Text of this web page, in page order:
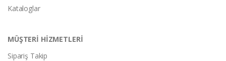
Kataloglar
MÜŞTERİ HİZMETLERİ
Sipariş Takip